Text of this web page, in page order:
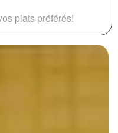
plats préférés!